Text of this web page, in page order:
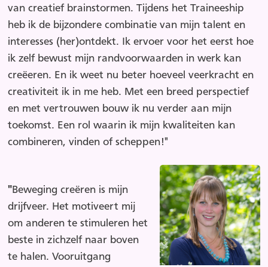
van creatief brainstormen. Tijdens het Traineeship
heb ik de bijzondere combinatie van mijn talent en
interesses (her)ontdekt. Ik ervoer voor het eerst hoe
ik zelf bewust mijn randvoorwaarden in werk kan
creëeren. En ik weet nu beter hoeveel veerkracht en
creativiteit ik in me heb. Met een breed perspectief
en met vertrouwen bouw ik nu verder aan mijn
toekomst. Een rol waarin ik mijn kwaliteiten kan
combineren, vinden of scheppen!"
"Beweging creëren is mijn
drijfveer. Het motiveert mij
om anderen te stimuleren het
beste in zichzelf naar boven
te halen. Vooruitgang